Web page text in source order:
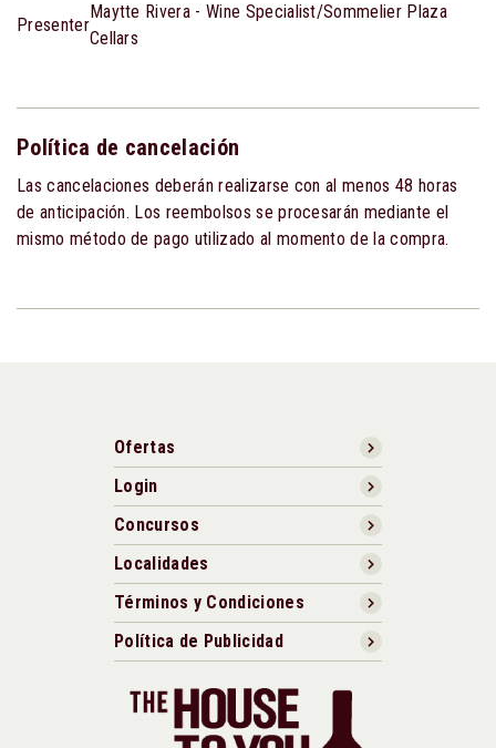
Presenter
Maytte Rivera - Wine Specialist/Sommelier Plaza
Cellars
Política de cancelación
Las cancelaciones deberán realizarse con al menos 48 horas
de anticipación. Los reembolsos se procesarán mediante el
mismo método de pago utilizado al momento de la compra.
Ofertas
Login
Concursos
Localidades
Términos y Condiciones
Política de Publicidad